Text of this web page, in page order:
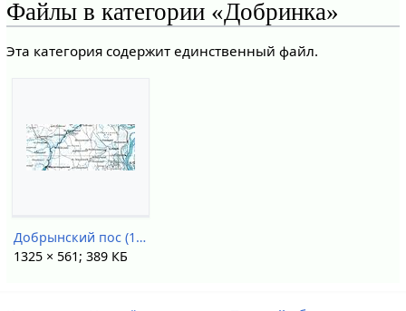
Файлы в категории «Добринка»
Эта категория содержит единственный файл.
Добрынский пос (1921).jpg
1325 × 561; 389 КБ